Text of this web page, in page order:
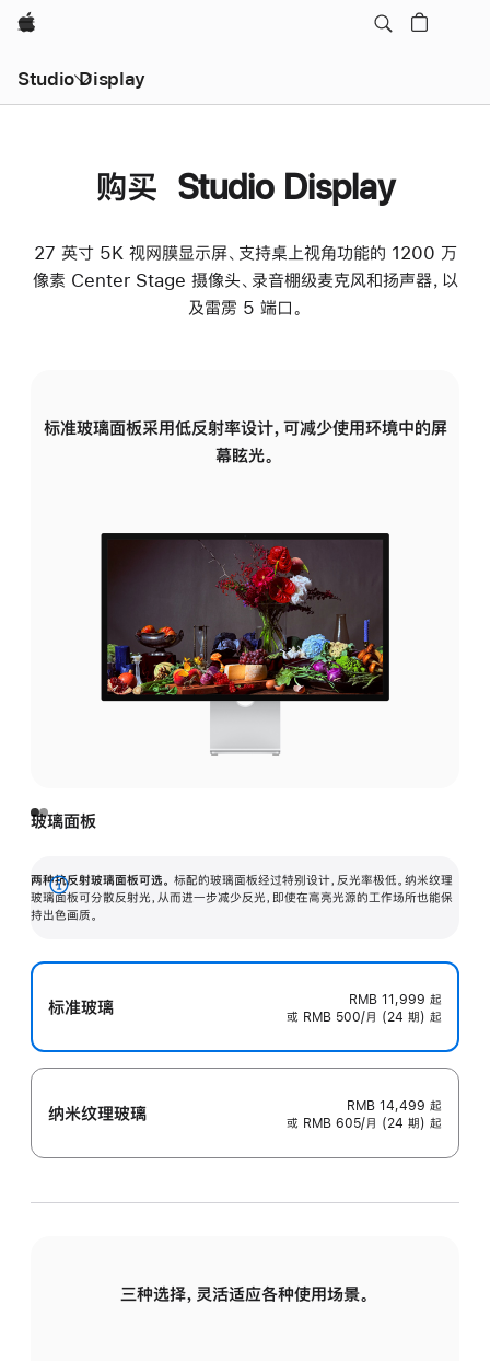
Apple
Studio Display
购买 Studio Display
27 英寸 5K 视网膜显示屏、支持桌上视角功能的 1200 万
像素 Center Stage 摄像头、录音棚级麦克风和扬声器，以
及雷雳 5 端口。
标准玻璃面板采用低反射率设计，可减少使用环境中的屏
幕眩光。
玻璃面板
两种抗反射玻璃面板可选。 标配的玻璃面板经过特别设计，反光率极低。纳米纹理
玻璃面板可分散反射光，从而进一步减少反光，即使在高亮光源的工作场所也能保
持出色画质。
展
开
标准玻璃 RMB 11,999 起
或 RMB 500/月 (24 期) 起
纳米纹理玻璃 RMB 14,499 起
或 RMB 605/月 (24 期) 起
三种选择，灵活适应各种使用场景。